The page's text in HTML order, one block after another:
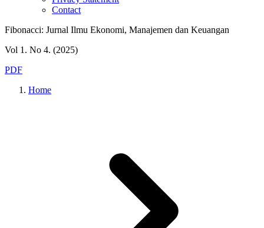
Contact
Fibonacci: Jurnal Ilmu Ekonomi, Manajemen dan Keuangan
Vol 1. No 4. (2025)
PDF
Home